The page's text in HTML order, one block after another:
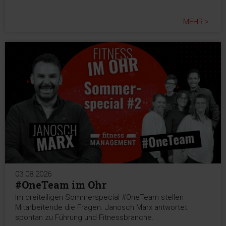
MEHR >
03.08.2026
#OneTeam im Ohr
Im dreiteiligen Sommerspecial #OneTeam stellen
Mitarbeitende die Fragen. Janosch Marx antwortet
spontan zu Führung und Fitnessbranche.